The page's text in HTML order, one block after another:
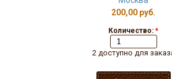
200,00 руб.
Количество: *
2 доступно для